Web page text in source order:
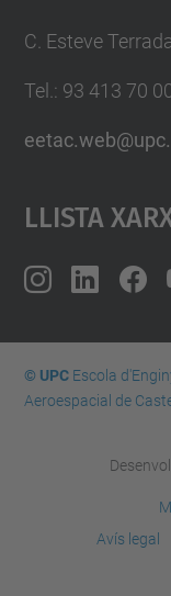
C. Esteve
Tel.: 93 413 70
Llista
© UPCEscola
Aeroespacial de
Avís legal